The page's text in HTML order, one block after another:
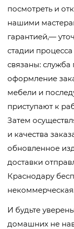
посмотреть и
нашими
гарантией,—
стадии
связаны: служба
оформление
мебели и
приступают к
Затем
и качества
обновленное
доставки
Краснодару
И будьте
домашних не